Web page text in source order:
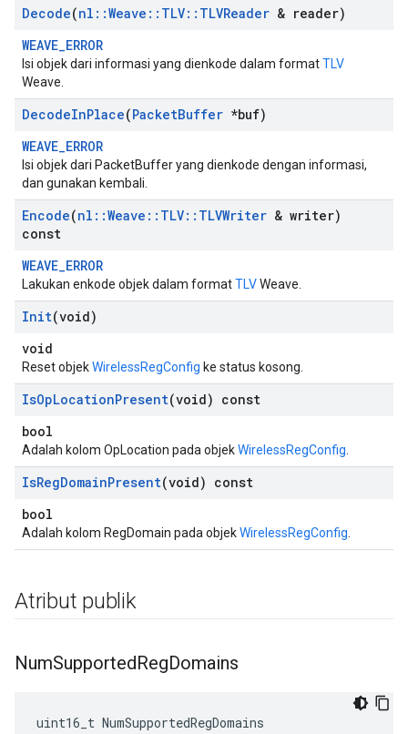
Decode(nl ::Weave :: TLV:: TLVReader & reader)
WEAVE_ERROR
Isi objek dari informasi yang dienkode dalam formatTLV
Weave.
DecodeInPlace(PacketBuffer *buf)
WEAVE_ERROR
Isi objek dari PacketBuffer yang dienkode dengan informasi,
dan gunakan kembali.
Encode(nl ::Weave :: TLV:: TLVWriter & writer)
const
WEAVE_ERROR
Lakukan enkode objek dalam formatTLVWeave.
Init(void)
void
Reset objekWirelessRegConfig ke status kosong.
IsOpLocationPresent(void) const
bool
Adalah kolom OpLocation pada objekWirelessRegConfig
IsRegDomainPresent(void) const
bool
Adalah kolom RegDomain pada objekWirelessRegConfig
Atribut publik
NumSupportedRegDomains
uint16_t NumSupportedRegDomains